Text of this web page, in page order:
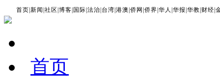
首页 |新闻 |社区 |博客 国际 |法治 台湾 |港澳 |侨网 |侨界 |华人 |华报 |华教 财经 |
首页